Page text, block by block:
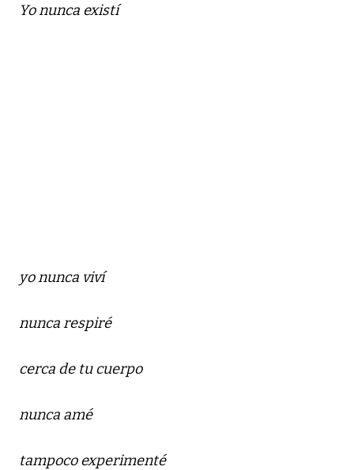
Yo nunca existí
yo nunca viví
nunca respiré
cerca de tu cuerpo
nunca amé
tampoco experimenté